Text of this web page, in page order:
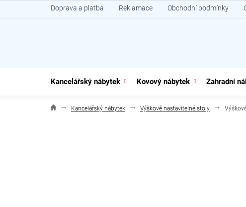
na
Doprava a platba Reklamace Obchodní podmínky
Kancelářský nábytek Kovový nábytek Zahradní
Kancelářský nábytek Výškově nastavitelné stoly